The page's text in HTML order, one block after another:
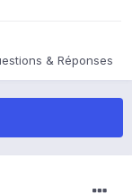
& Réponses